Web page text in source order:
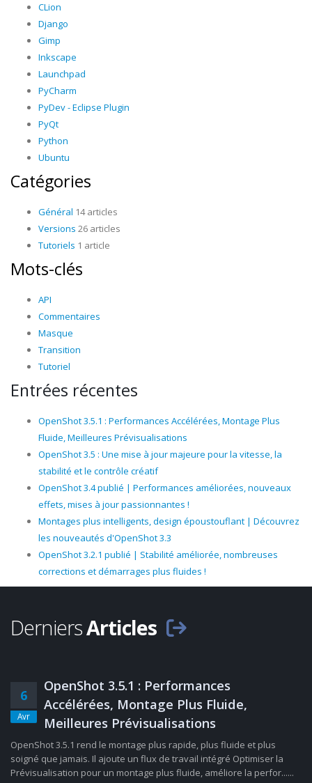
CLion
Django
Gimp
Inkscape
Launchpad
PyCharm
PyDev - Eclipse Plugin
PyQt
Python
Ubuntu
Catégories
Général 14 articles
Versions 26 articles
Tutoriels 1 article
Mots-clés
API
Commentaires
Masque
Transition
Tutoriel
Entrées récentes
OpenShot 3.5.1 : Performances Accélérées, Montage Plus
Fluide, Meilleures Prévisualisations
OpenShot 3.5 : Une mise à jour majeure pour la vitesse, la
stabilité et le contrôle créatif
OpenShot 3.4 publié | Performances améliorées, nouveaux
effets, mises à jour passionnantes !
Montages plus intelligents, design époustouflant | Découvrez
les nouveautés d'OpenShot 3.3
OpenShot 3.2.1 publié | Stabilité améliorée, nombreuses
corrections et démarrages plus fluides !
DerniersArticles
6
Avr
OpenShot 3.5.1 : Performances
Accélérées, Montage Plus Fluide,
Meilleures Prévisualisations
OpenShot 3.5.1 rend le montage plus rapide, plus fluide et plus
soigné que jamais. Il ajoute un flux de travail intégré Optimiser la
Prévisualisation pour un montage plus fluide, améliore la perfor......